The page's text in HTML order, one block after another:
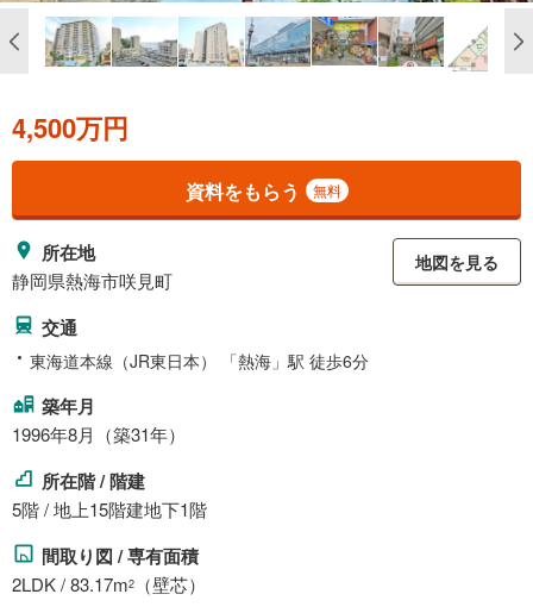
4,500万円
資料をもらう 無料
所在地
静岡県熱海市咲見町
地図を見る
交通
東海道本線（JR東日本） 「熱海」駅 徒歩6分
築年月
1996年8月（築31年）
所在階 / 階建
5階 / 地上15階建地下1階
間取り図 / 専有面積
2LDK / 83.17m2 （壁芯）